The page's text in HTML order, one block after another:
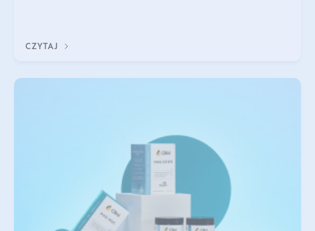
CZYTAJ